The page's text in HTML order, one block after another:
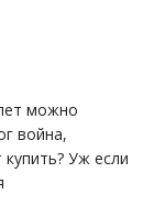
можно
война,
Уж если